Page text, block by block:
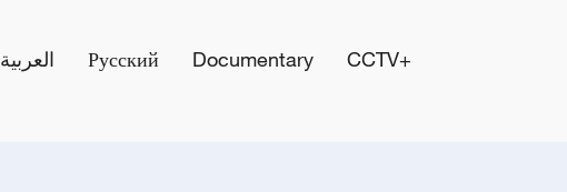
العربية Русский Documentary CCTV+